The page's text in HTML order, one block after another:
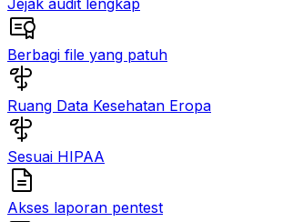
Jejak audit lengkap
Berbagi file yang patuh
Ruang Data Kesehatan Eropa
Sesuai HIPAA
Akses laporan pentest